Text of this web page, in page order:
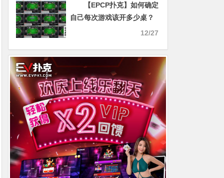
【EPCP扑克】如何确定
自己每次游戏该开多少桌？
12/27